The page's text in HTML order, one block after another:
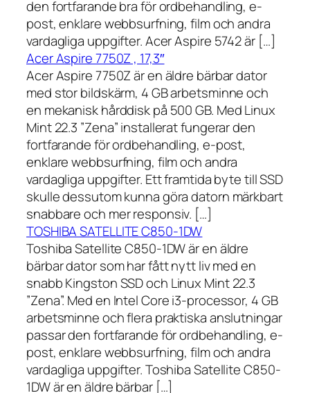
den fortfarande bra för ordbehandling, e-
post, enklare webbsurfning, film och andra
vardagliga uppgifter. Acer Aspire 5742 är […]
Acer Aspire 7750Z , 17,3″
Acer Aspire 7750Z är en äldre bärbar dator
med stor bildskärm, 4 GB arbetsminne och
en mekanisk hårddisk på 500 GB. Med Linux
Mint 22.3 ”Zena” installerat fungerar den
fortfarande för ordbehandling, e-post,
enklare webbsurfning, film och andra
vardagliga uppgifter. Ett framtida byte till SSD
skulle dessutom kunna göra datorn märkbart
snabbare och mer responsiv. […]
TOSHIBA SATELLITE C850-1DW
Toshiba Satellite C850-1DW är en äldre
bärbar dator som har fått nytt liv med en
snabb Kingston SSD och Linux Mint 22.3
”Zena”. Med en Intel Core i3-processor, 4 GB
arbetsminne och flera praktiska anslutningar
passar den fortfarande för ordbehandling, e-
post, enklare webbsurfning, film och andra
vardagliga uppgifter. Toshiba Satellite C850-
1DW är en äldre bärbar […]